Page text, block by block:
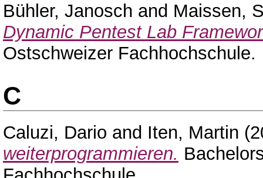
Bühler, Janosch and Maissen,
Dynamic Pentest Lab
Ostschweizer Fachhochschule.
C
Caluzi, Dario and Iten, Martin
weiterprogrammieren.